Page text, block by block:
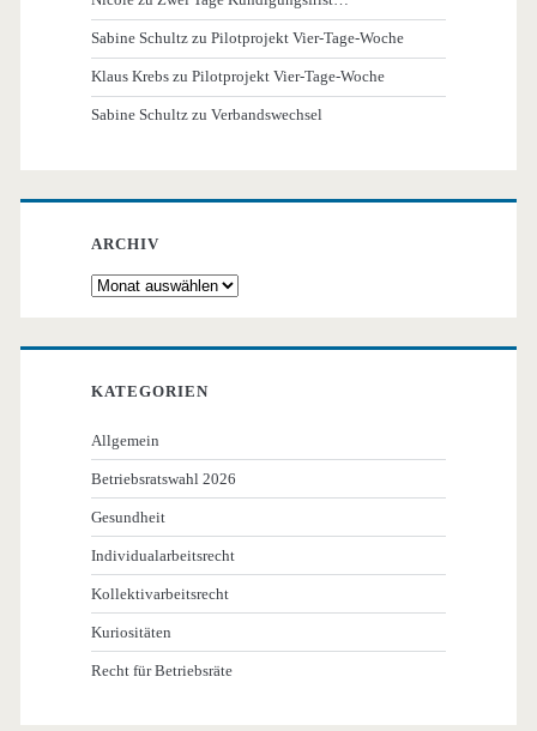
Sabine Schultz zuPilotprojekt Vier-Tage-Woche
Klaus Krebs zuPilotprojekt Vier-Tage-Woche
Sabine Schultz zuVerbandswechsel
ARCHIV
Archiv
KATEGORIEN
Allgemein
Betriebsratswahl 2026
Gesundheit
Individualarbeitsrecht
Kollektivarbeitsrecht
Kuriositäten
Recht für Betriebsräte